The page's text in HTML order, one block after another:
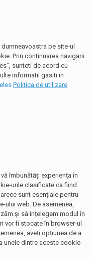
pe site-ul
Prin continuarea navigarii
sunteti de acord cu
informatii gasiti in
Politica de utilizare
îmbunătăți experiența în
urile clasificate ca fiind
sunt esențiale pentru
ului web. De asemenea,
și să înțelegem modul în
vor fi stocate în browser-ul
aveți opțiunea de a
unele dintre aceste cookie-